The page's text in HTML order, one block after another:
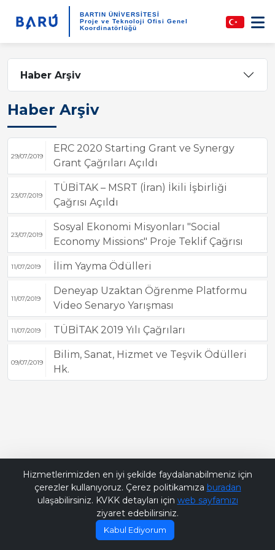
BARTIN ÜNİVERSİTESİ
Proje ve Teknoloji Ofisi Genel
Koordinatörlüğü
Haber Arşiv
Haber Arşiv
29/07/2019
ERC 2020 Starting Grant ve Synergy
Grant Çağrıları Açıldı
23/07/2019
TÜBİTAK – MSRT (İran) İkili İşbirliği
Çağrısı Açıldı
23/07/2019
Sosyal Ekonomi Misyonları "Social
Economy Missions" Proje Teklif Çağrısı
11/07/2019 İlim Yayma Ödülleri
11/07/2019
Deneyap Uzaktan Öğrenme Platformu
Video Senaryo Yarışması
11/07/2019 TÜBİTAK 2019 Yılı Çağrıları
09/07/2019
Bilim, Sanat, Hizmet ve Teşvik Ödülleri
Hk.
Hizmetlerimizden en iyi şekilde faydalanabilmeniz için
çerezler kullanıyoruz. Çerez politikamıza buradan
ulaşabilirsiniz. KVKK detayları için web sayfamızı
ziyaret edebilirsiniz.
Kabul Ediyorum
Bana Soru Sor | Ask Me